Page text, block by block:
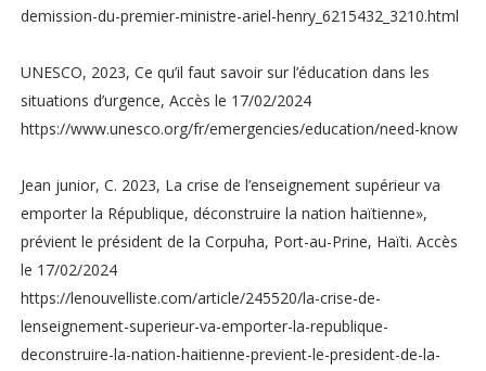
demission-du-premier-ministre-ariel-henry_6215432_3210.html
UNESCO, 2023, Ce qu’il faut savoir sur l’éducation dans les
situations d’urgence, Accès le 17/02/2024
https://www.unesco.org/fr/emergencies/education/need-know
Jean junior, C. 2023, La crise de l’enseignement supérieur va
emporter la République, déconstruire la nation haïtienne»,
prévient le président de la Corpuha, Port-au-Prine, Haïti. Accès
le 17/02/2024
https://lenouvelliste.com/article/245520/la-crise-de-
lenseignement-superieur-va-emporter-la-republique-
deconstruire-la-nation-haitienne-previent-le-president-de-la-